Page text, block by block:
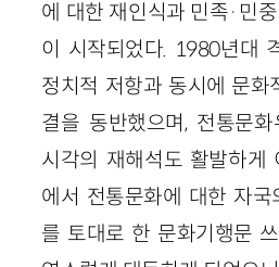
에 대한 재인식과 민족·민
이 시작되었다. 1980년대
정치적 저항과 동시에 문화
결을 동반했으며, 전통문
시각의 재해석도 활발하게
에서 전통문화에 대한 자
를 토대로 한 문화기행문